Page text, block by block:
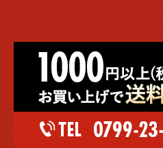
トップページ